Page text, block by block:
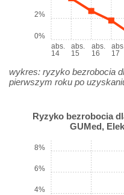
abs.
14
abs.
15
abs.
16
17
0%
2%
wykres: ryzyko bezrobocia
pierwszym roku po
Ryzyko bezrobocia
GUMed,
4%
6%
8%